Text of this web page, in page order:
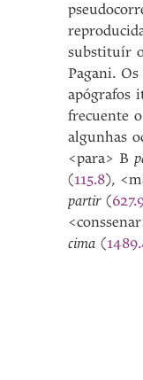
substituír
Pagani.
apógrafos
frecuente
algunhas
<para> B
(115.8),
partir(
cima(